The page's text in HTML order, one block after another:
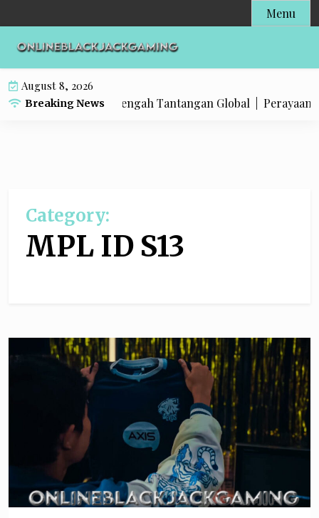
k
Menu
August 8, 2026
Breaking News
Besar di Tengah Tantangan Global |Perayaan
Category:
MPL ID S13